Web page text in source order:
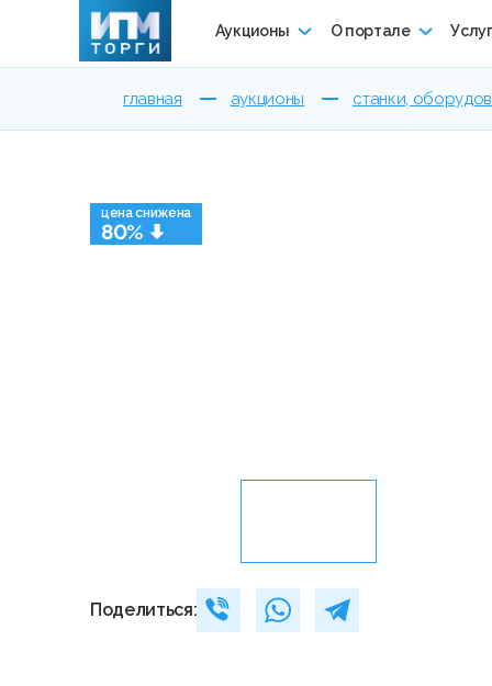
Аукционы О портале
главная аукционы станки,
цена снижена
80%
Поделиться: